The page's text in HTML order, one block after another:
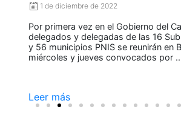
1 de diciembre de 2022
Por primera vez en el Gobierno del
delegados y delegadas de las 16
y 56 municipios PNIS se reunirán en
miércoles y jueves convocados por
Leer más